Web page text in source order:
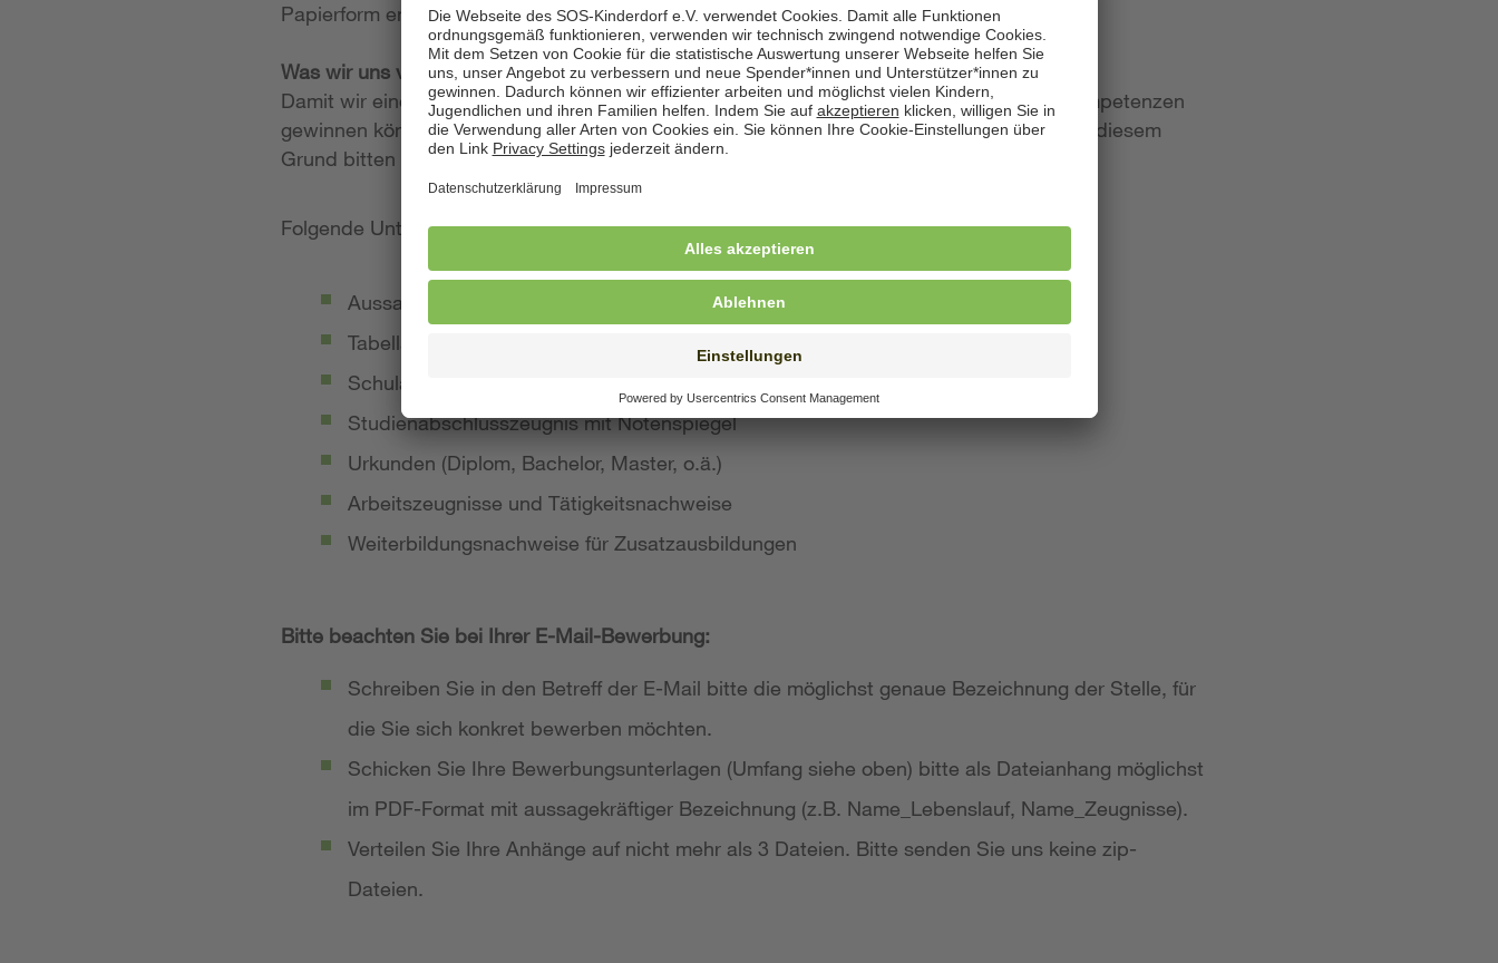
Papierform entgegen.
Was wir uns von Ihrer Bewerbung wünschen
Damit wir einen möglichst konkreten Eindruck von Ihrer Person, Ihren Fähigkeiten und Kompetenzen
gewinnen können, legen wir großen Wert auf aussagekräftige Bewerbungsunterlagen. Aus diesem
Grund bitten wir Sie, von Kurzbewerbungen abzusehen.
Folgende Unterlagen sollte Ihre Bewerbung umfassen:
Aussagekräftiges Anschreiben
Tabellarischer Lebenslauf mit qualifikationsrelevanten Inhalten
Schulabschluss- und Ausbildungszeugnisse mit Notenspiegel
Studienabschlusszeugnis mit Notenspiegel
Urkunden (Diplom, Bachelor, Master, o.ä.)
Arbeitszeugnisse und Tätigkeitsnachweise
Weiterbildungsnachweise für Zusatzausbildungen
Bitte beachten Sie bei Ihrer E-Mail-Bewerbung:
Schreiben Sie in den Betreff der E-Mail bitte die möglichst genaue Bezeichnung der Stelle, für
die Sie sich konkret bewerben möchten.
Schicken Sie Ihre Bewerbungsunterlagen (Umfang siehe oben) bitte als Dateianhang möglichst
im PDF-Format mit aussagekräftiger Bezeichnung (z.B. Name_Lebenslauf, Name_Zeugnisse).
Verteilen Sie Ihre Anhänge auf nicht mehr als 3 Dateien. Bitte senden Sie uns keine zip-
Dateien.